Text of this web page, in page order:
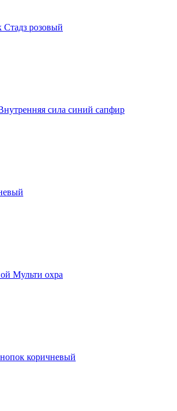
Стадз розовый
сила синий сапфир
Мульти охра
коричневый